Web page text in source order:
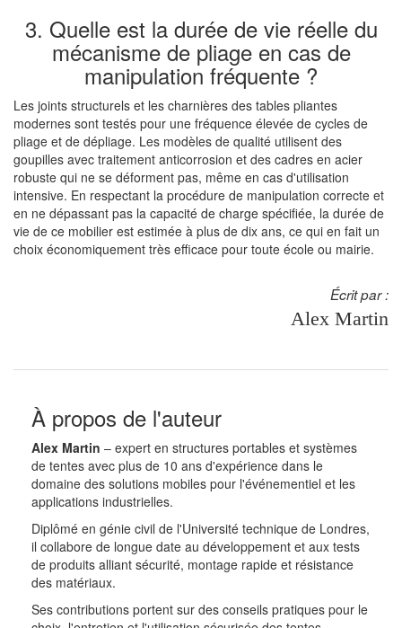
3. Quelle est la durée de vie réelle du
mécanisme de pliage en cas de
manipulation fréquente ?
Les joints structurels et les charnières des tables pliantes
modernes sont testés pour une fréquence élevée de cycles de
pliage et de dépliage. Les modèles de qualité utilisent des
goupilles avec traitement anticorrosion et des cadres en acier
robuste qui ne se déforment pas, même en cas d'utilisation
intensive. En respectant la procédure de manipulation correcte et
en ne dépassant pas la capacité de charge spécifiée, la durée de
vie de ce mobilier est estimée à plus de dix ans, ce qui en fait un
choix économiquement très efficace pour toute école ou mairie.
Écrit par :
Alex Martin
À propos de l'auteur
Alex Martin – expert en structures portables et systèmes
de tentes avec plus de 10 ans d'expérience dans le
domaine des solutions mobiles pour l'événementiel et les
applications industrielles.
Diplômé en génie civil de l'Université technique de Londres,
il collabore de longue date au développement et aux tests
de produits alliant sécurité, montage rapide et résistance
des matériaux.
Ses contributions portent sur des conseils pratiques pour le